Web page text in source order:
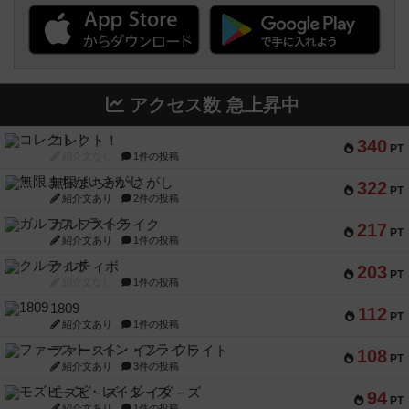
アクセス数 急上昇中
340 PT
コレクト！
1件の投稿
322 PT
無限まちがいさがし
紹介文あり 2件の投稿
217 PT
ガルフストライク
紹介文あり 1件の投稿
203 PT
クルティボ
1件の投稿
112 PT
1809
紹介文あり 1件の投稿
108 PT
ファースト・イン・フライト
紹介文あり 3件の投稿
94 PT
モズビ－ズ・レイダ－ズ